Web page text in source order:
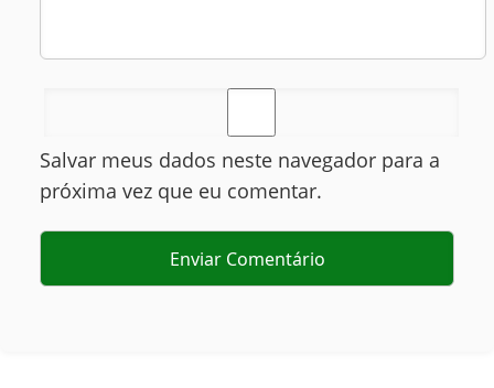
Salvar meus dados neste navegador para a
próxima vez que eu comentar.